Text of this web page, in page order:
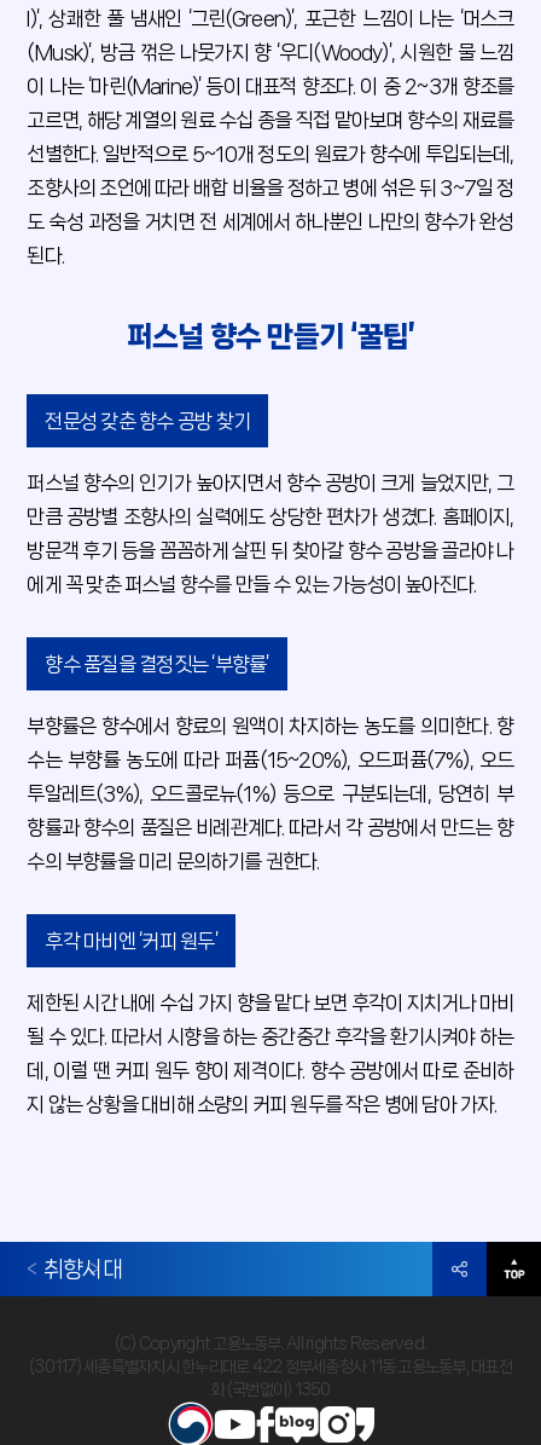
l)’, 상쾌한 풀 냄새인 ‘그린(Green)’, 포근한 느낌이 나는 ‘머스크
(Musk)’, 방금 꺾은 나뭇가지 향 ‘우디(Woody)’, 시원한 물 느낌
이 나는 ‘마린(Marine)’ 등이 대표적 향조다. 이 중 2~3개 향조를
고르면, 해당 계열의 원료 수십 종을 직접 맡아보며 향수의 재료를
선별한다. 일반적으로 5~10개 정도의 원료가 향수에 투입되는데,
조향사의 조언에 따라 배합 비율을 정하고 병에 섞은 뒤 3~7일 정
도 숙성 과정을 거치면 전 세계에서 하나뿐인 나만의 향수가 완성
된다.
퍼스널 향수 만들기 ‘꿀팁’
전문성 갖춘 향수 공방 찾기
퍼스널 향수의 인기가 높아지면서 향수 공방이 크게 늘었지만, 그
만큼 공방별 조향사의 실력에도 상당한 편차가 생겼다. 홈페이지,
방문객 후기 등을 꼼꼼하게 살핀 뒤 찾아갈 향수 공방을 골라야 나
에게 꼭 맞춘 퍼스널 향수를 만들 수 있는 가능성이 높아진다.
향수 품질을 결정짓는 ‘부향률’
부향률은 향수에서 향료의 원액이 차지하는 농도를 의미한다. 향
수는 부향률 농도에 따라 퍼퓸(15~20%), 오드퍼퓸(7%), 오드
투알레트(3%), 오드콜로뉴(1%) 등으로 구분되는데, 당연히 부
향률과 향수의 품질은 비례관계다. 따라서 각 공방에서 만드는 향
수의 부향률을 미리 문의하기를 권한다.
후각 마비엔 ‘커피 원두’
제한된 시간 내에 수십 가지 향을 맡다 보면 후각이 지치거나 마비
될 수 있다. 따라서 시향을 하는 중간중간 후각을 환기시켜야 하는
데, 이럴 땐 커피 원두 향이 제격이다. 향수 공방에서 따로 준비하
지 않는 상황을 대비해 소량의 커피 원두를 작은 병에 담아 가자.
취향시대
(C) Copyright 고용노동부. All rights Reserved.
(30117) 세종특별자치시 한누리대로 422 정부세종청사 11동 고용노동부, 대표전
화 (국번없이) 1350